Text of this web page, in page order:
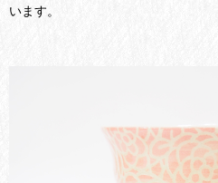
います。